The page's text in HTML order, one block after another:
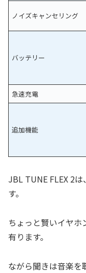
ノイズキャンセリング
バッテリー
急速充電
追加機能
JBL TUNE FLEX 2
す。
ちょっと賢いイヤホ
有ります。
ながら聞きは音楽を